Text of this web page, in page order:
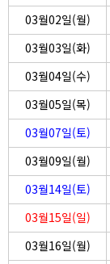
03월02일(월)
03월03일(화)
03월04일(수)
03월05일(목)
03월07일(토)
03월09일(월)
03월14일(토)
03월15일(일)
03월16일(월)